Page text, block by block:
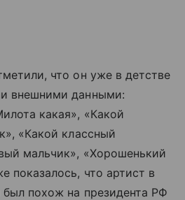
что он уже в детстве
внешними данными:
какая», «Какой
«Какой классный
мальчик», «Хорошенький
показалось, что артист в
похож на президента РФ